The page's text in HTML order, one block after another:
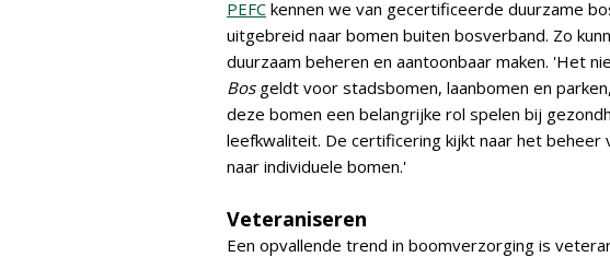
PEFC kennen we van gecertificeerde duurzame
uitgebreid naar bomen buiten bosverband. Zo
duurzaam beheren en aantoonbaar maken. 'Het
Bosgeldt voor stadsbomen, laanbomen en
deze bomen een belangrijke rol spelen bij
leefkwaliteit. De certificering kijkt naar het
naar individuele bomen.'
Veteraniseren
Een opvallende trend in boomverzorging is